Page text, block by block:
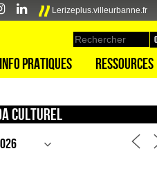
Lerizeplus.villeurbanne.fr
Info pratiques Ressources
culturel